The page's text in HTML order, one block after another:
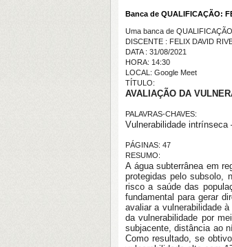
Banca de QUALIFICAÇÃO:
Uma banca de
DISCENTE : FELIX DAVID
DATA : 31/08/2021
HORA: 14:30
LOCAL: Google Meet
TÍTULO:
AVALIAÇÃO DA
PALAVRAS-CHAVES:
Vulnerabilidade intrínseca
PÁGINAS: 47
RESUMO:
A água subterrânea em
protegidas pelo subsolo,
risco a saúde das
fundamental para gerar
avaliar a vulnerabilidade
da vulnerabilidade por
subjacente, distância ao
Como resultado, se